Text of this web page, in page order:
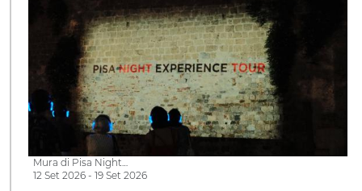
Mura di Pisa Night…
12 Set 2026 - 19 Set 2026